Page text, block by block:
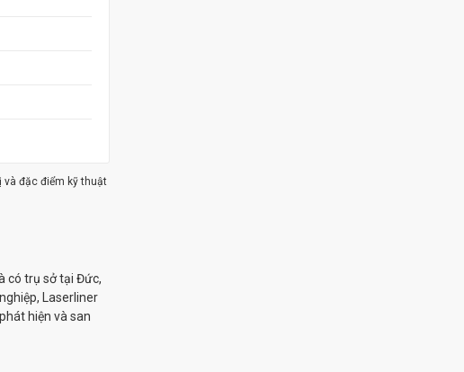
và đặc điểm kỹ thuật
có trụ sở tại Đức,
Laserliner
hiện và san